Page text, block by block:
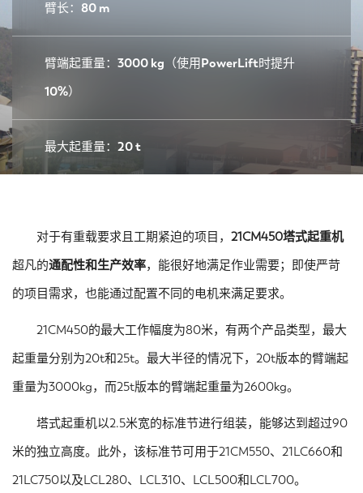
臂长：80 m
臂端起重量：3000 kg（使用PowerLift时提升
10%）
最大起重量：20 t
对于有重载要求且工期紧迫的项目， 21CM450塔式起重机
超凡的通配性和生产效率，能很好地满足作业需要；即使严苛
的项目需求，也能通过配置不同的电机来满足要求。
21CM450的最大工作幅度为80米，有两个产品类型，最大
起重量分别为20t和25t。最大半径的情况下，20t版本的臂端起
重量为3000kg，而25t版本的臂端起重量为2600kg。
塔式起重机以2.5米宽的标准节进行组装，能够达到超过90
米的独立高度。此外，该标准节可用于21CM550、21LC660和
21LC750以及LCL280、LCL310、LCL500和LCL700。